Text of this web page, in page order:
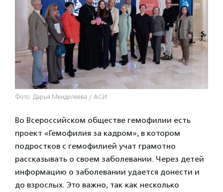
Фото: Дарья Менделеева / АСИ
Во Всероссийском обществе гемофилии есть
проект «Гемофилия за кадром», в котором
подростков с гемофилией учат грамотно
рассказывать о своем заболевании. Через детей
информацию о заболевании удается донести и
до взрослых. Это важно, так как несколько